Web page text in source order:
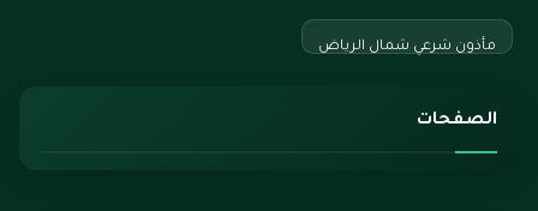
مأذون شرعي شمال الرياض
الصفحات